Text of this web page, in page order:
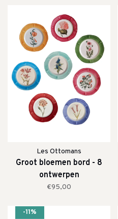
Les Ottomans
Groot bloemen bord - 8
ontwerpen
€95,00
-11%